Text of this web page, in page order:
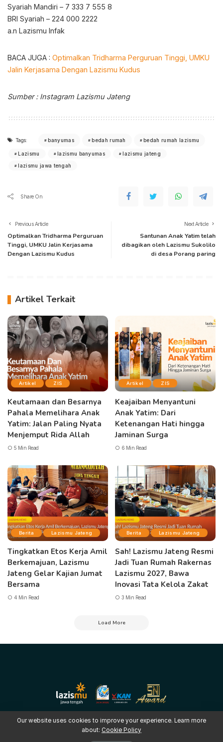
Syariah Mandiri – 7 333 7 555 8
BRI Syariah – 224 000 2222
a.n Lazismu Infak
BACA JUGA : Optimalkan Tridharma Perguruan Tinggi, UMKU
Jalin Kerjasama Dengan Lazismu Kudus
Sumber : Instagram Lazismu Jateng
Tags: banyumas bedah rumah bedah rumah lazismu
Lazismu lazismu banyumas
lazismu jateng
lazismu jawa tengah
Share On
Previous Article
Optimalkan Tridharma Perguruan
Tinggi, UMKU Jalin Kerjasama
Dengan Lazismu Kudus
Next Article
Santunan Anak Yatim telah
dibagikan oleh Lazismu Sukolilo
di desa Porang paring
Artikel Terkait
Artikel ZIS
Keutamaan dan Besarnya
Pahala Memelihara Anak
Yatim: Jalan Paling Nyata
Menjemput Rida Allah
5 Min Read
Artikel ZIS
Keajaiban Menyantuni
Anak Yatim: Dari
Ketenangan Hati hingga
Jaminan Surga
6 Min Read
Berita Lazismu Jateng
Tingkatkan Etos Kerja Amil
Berkemajuan, Lazismu
Jateng Gelar Kajian Jumat
Bersama
4 Min Read
Berita Lazismu Jateng
Sah! Lazismu Jateng Resmi
Jadi Tuan Rumah Rakernas
Lazismu 2027, Bawa
Inovasi Tata Kelola Zakat
3 Min Read
Load More
Copyright © 2025 LAZISMU Pimpinan Wilayah Muhammadiyah Jawa
Our website uses cookies to improve your experience. Learn more
about: Cookie Policy